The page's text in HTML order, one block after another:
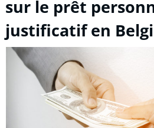
sur le prêt
justificatif en